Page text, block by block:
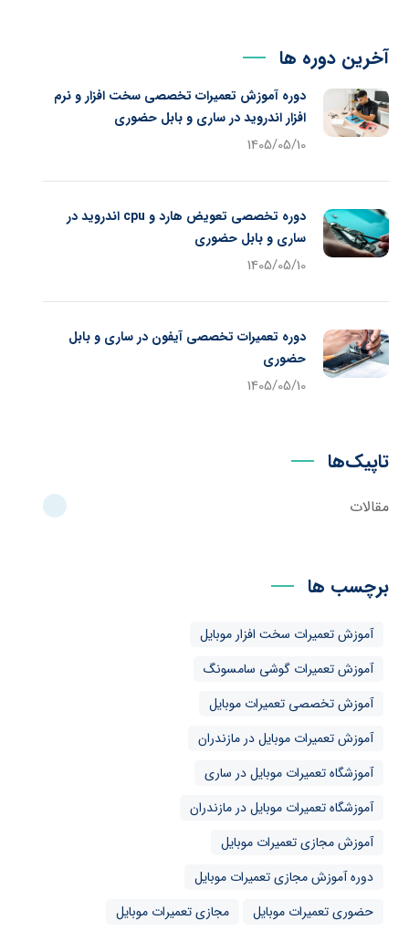
آخرین دوره ها
دوره آموزش تعمیرات تخصصی سخت افزار و نرم
افزار اندروید در ساری و بابل حضوری
1405/05/10
دوره تخصصی تعویض هارد و cpu اندروید در
ساری و بابل حضوری
1405/05/10
دوره تعمیرات تخصصی آیفون در ساری و بابل
حضوری
1405/05/10
تاپیک‌ها
مقالات
برچسب ها
آموزش تعمیرات سخت افزار موبایل
آموزش تعمیرات گوشی سامسونگ
آموزش تخصصی تعمیرات موبایل
آموزش تعمیرات موبایل در مازندران
آموزشگاه تعمیرات موبایل در ساری
آموزشگاه تعمیرات موبایل در مازندران
آموزش مجازی تعمیرات موبایل
دوره آموزش مجازی تعمیرات موبایل
حضوری تعمیرات موبایل
مجازی تعمیرات موبایل